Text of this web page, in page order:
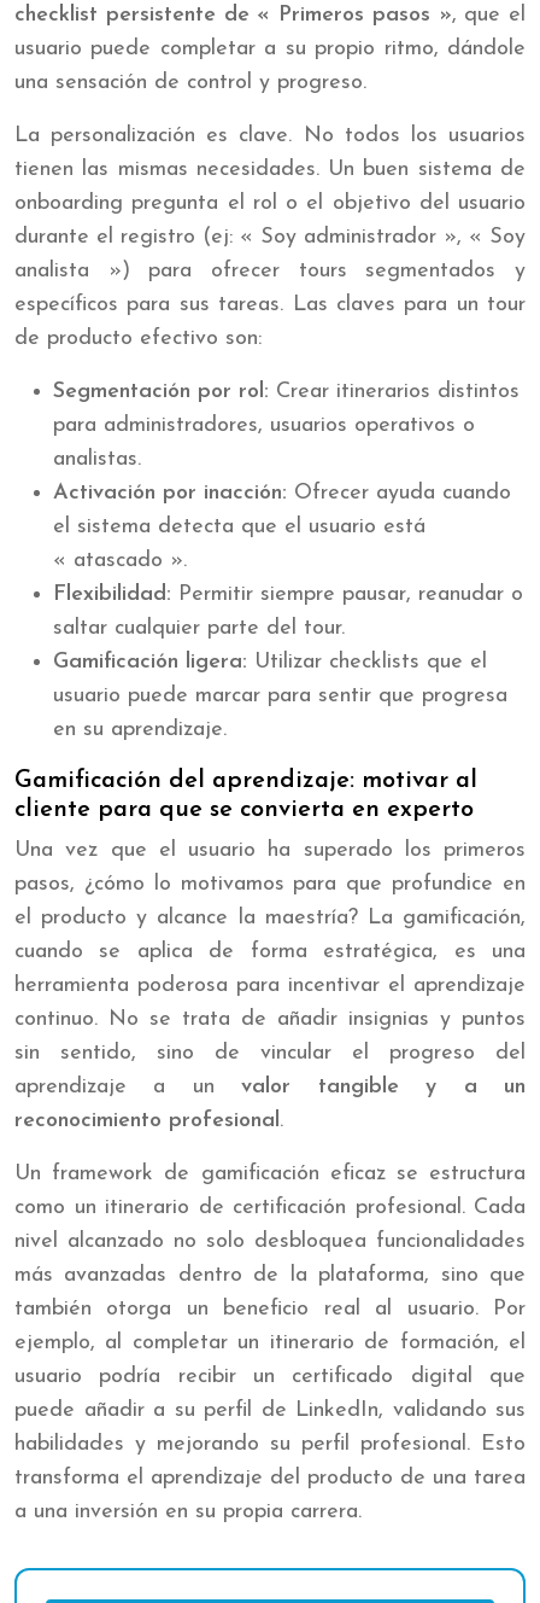
checklist persistente de « Primeros pasos », que el
usuario puede completar a su propio ritmo, dándole
una sensación de control y progreso.
La personalización es clave. No todos los usuarios
tienen las mismas necesidades. Un buen sistema de
onboarding pregunta el rol o el objetivo del usuario
durante el registro (ej: « Soy administrador », « Soy
analista ») para ofrecer tours segmentados y
específicos para sus tareas. Las claves para un tour
de producto efectivo son:
Segmentación por rol: Crear itinerarios distintos
para administradores, usuarios operativos o
analistas.
Activación por inacción: Ofrecer ayuda cuando
el sistema detecta que el usuario está
« atascado ».
Flexibilidad: Permitir siempre pausar, reanudar o
saltar cualquier parte del tour.
Gamificación ligera: Utilizar checklists que el
usuario puede marcar para sentir que progresa
en su aprendizaje.
Gamificación del aprendizaje: motivar al
cliente para que se convierta en experto
Una vez que el usuario ha superado los primeros
pasos, ¿cómo lo motivamos para que profundice en
el producto y alcance la maestría? La gamificación,
cuando se aplica de forma estratégica, es una
herramienta poderosa para incentivar el aprendizaje
continuo. No se trata de añadir insignias y puntos
sin sentido, sino de vincular el progreso del
aprendizaje a unvalor tangible y a un
reconocimiento profesional.
Un framework de gamificación eficaz se estructura
como un itinerario de certificación profesional. Cada
nivel alcanzado no solo desbloquea funcionalidades
más avanzadas dentro de la plataforma, sino que
también otorga un beneficio real al usuario. Por
ejemplo, al completar un itinerario de formación, el
usuario podría recibir un certificado digital que
puede añadir a su perfil de LinkedIn, validando sus
habilidades y mejorando su perfil profesional. Esto
transforma el aprendizaje del producto de una tarea
a una inversión en su propia carrera.